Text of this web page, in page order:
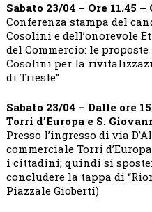
Sabato 23/04 – Ore 11.45
Conferenza stampa del
Cosolini e dell’onorevole
del Commercio: le
Cosolini per la
di Trieste”
Sabato 23/04 – Dalle ore
Torri d’Europa e S.
Presso l’ingresso di via
commerciale Torri
i cittadini; quindi si
concludere la tappa di
Piazzale Gioberti)